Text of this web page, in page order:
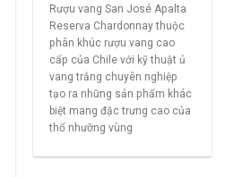
Rượu vang San José Apalta
Reserva Chardonnay thuộc
phân khúc rượu vang cao
cấp của Chile với kỹ thuật ủ
vang trắng chuyên nghiệp
tạo ra những sản phẩm khác
biệt mang đặc trưng cao của
thổ nhưỡng vùng